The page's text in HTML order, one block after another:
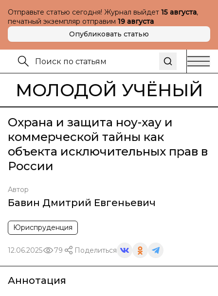
Отправьте статью сегодня! Журнал выйдет 15 августа,
печатный экземпляр отправим 19 августа
Опубликовать статью
МОЛОДОЙ УЧЁНЫЙ
Охрана и защита ноу-хау и
коммерческой тайны как
объекта исключительных прав в
России
Автор
Бавин Дмитрий Евгеньевич
Юриспруденция
12.06.2025 79 Поделиться
Аннотация